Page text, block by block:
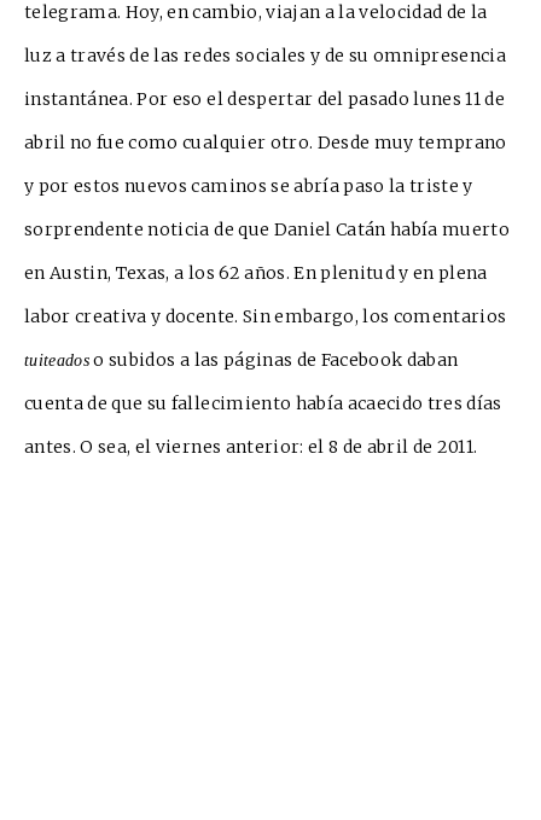
telegrama. Hoy, en cambio, viajan a la velocidad de la
luz a través de las redes sociales y de su omnipresencia
instantánea. Por eso el despertar del pasado lunes 11 de
abril no fue como cualquier otro. Desde muy temprano
y por estos nuevos caminos se abría paso la triste y
sorprendente noticia de que Daniel Catán habíamuerto
en Austin, Texas, a los 62 años. En plenitud y en plena
labor creativa y docente. Sin embargo, los comentarios
tuiteados o subidos a las páginas de Facebook daban
cuenta de que su fallecimiento había acaecido tres días
antes. O sea, el viernes anterior: el 8 de abril de 2011.